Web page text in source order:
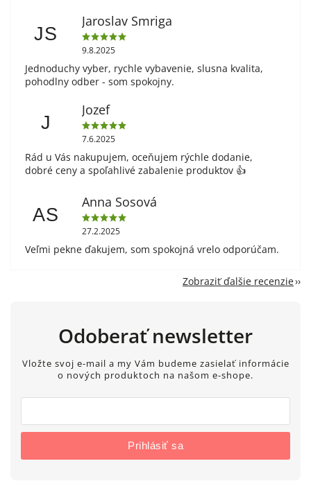
JS
Jaroslav Smriga
9.8.2025
Jednoduchy vyber, rychle vybavenie, slusna kvalita,
pohodlny odber - som spokojny.
J
Jozef
7.6.2025
Rád u Vás nakupujem, oceňujem rýchle dodanie,
dobré ceny a spoľahlivé zabalenie produktov 👍
AS
Anna Sosová
27.2.2025
Veľmi pekne ďakujem, som spokojná vrelo odporúčam.
Zobraziť ďalšie recenzie
Odoberať newsletter
Vložte svoj e-mail a my Vám budeme zasielať informácie
o nových produktoch na našom e-shope.
Prihlásiť sa